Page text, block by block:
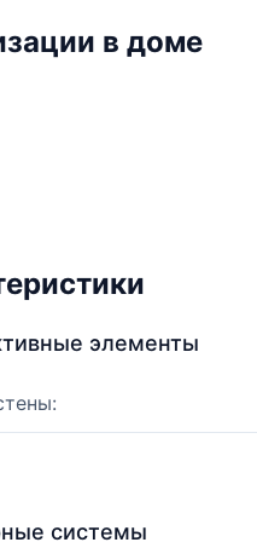
в доме
элементы
системы